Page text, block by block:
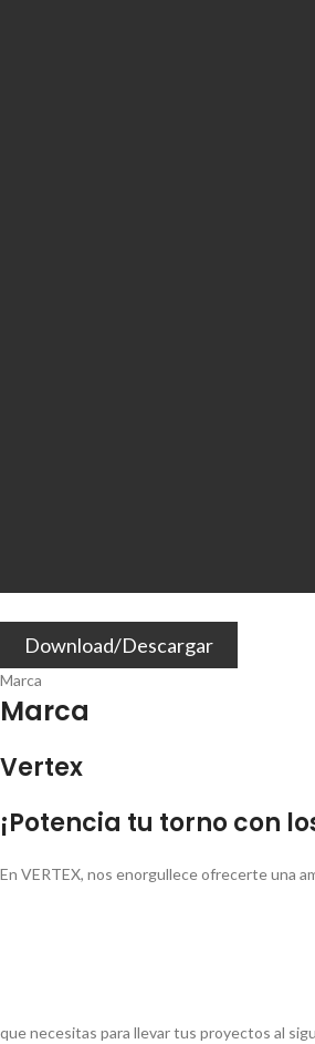
Download/Descargar
Marca
Marca
Vertex
¡Potencia tu torno con
En VERTEX, nos enorgullece ofrecerte una
que necesitas para llevar tus proyectos al